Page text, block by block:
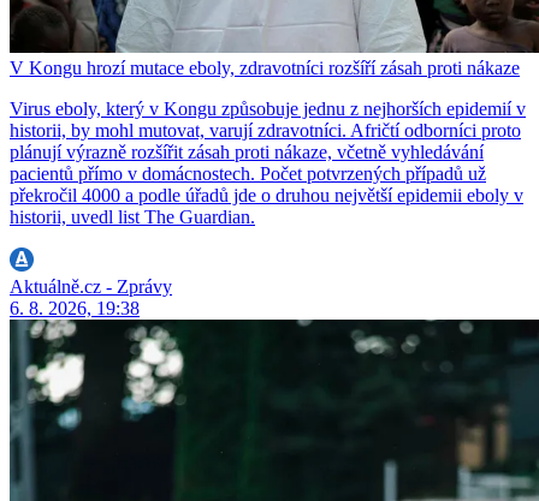
V Kongu hrozí mutace eboly, zdravotníci rozšíří zásah proti nákaze
Virus eboly, který v Kongu způsobuje jednu z nejhorších epidemií v
historii, by mohl mutovat, varují zdravotníci. Afričtí odborníci proto
plánují výrazně rozšířit zásah proti nákaze, včetně vyhledávání
pacientů přímo v domácnostech. Počet potvrzených případů už
překročil 4000 a podle úřadů jde o druhou největší epidemii eboly v
historii, uvedl list The Guardian.
Aktuálně.cz - Zprávy
6. 8. 2026, 19:38